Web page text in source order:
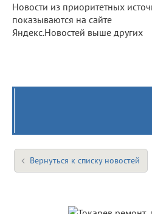
Новости из приоритетных
показываются на сайте
Яндекс.Новостей выше других
Вернуться к списку новостей